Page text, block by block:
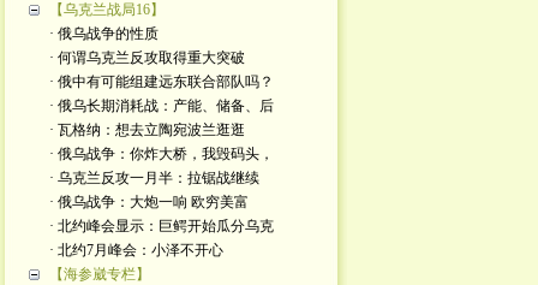
【乌克兰战局16】
· 俄乌战争的性质
· 何谓乌克兰反攻取得重大突破
· 俄中有可能组建远东联合部队吗？
· 俄乌长期消耗战：产能、储备、后
· 瓦格纳：想去立陶宛波兰逛逛
· 俄乌战争：你炸大桥，我毁码头，
· 乌克兰反攻一月半：拉锯战继续
· 俄乌战争：大炮一响 欧穷美富
· 北约峰会显示：巨鳄开始瓜分乌克
· 北约7月峰会：小泽不开心
【海参崴专栏】